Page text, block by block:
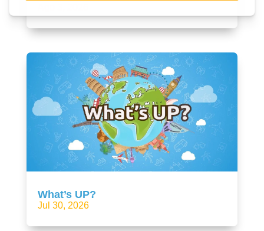
What’s UP?
Jul 30, 2026